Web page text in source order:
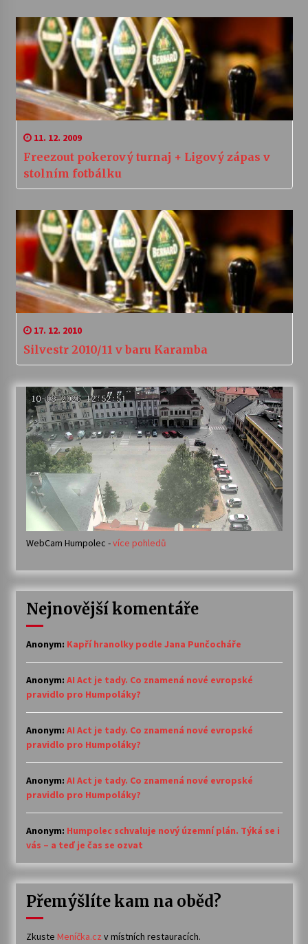
11. 12. 2009
Freezout pokerový turnaj + Ligový zápas v
stolním fotbálku
17. 12. 2010
Silvestr 2010/11 v baru Karamba
WebCam Humpolec -více pohledů
Nejnovější komentáře
Anonym: Kapří hranolky podle Jana Punčocháře
Anonym: AI Act je tady. Co znamená nové evropské
pravidlo pro Humpoláky?
Anonym: AI Act je tady. Co znamená nové evropské
pravidlo pro Humpoláky?
Anonym: AI Act je tady. Co znamená nové evropské
pravidlo pro Humpoláky?
Anonym: Humpolec schvaluje nový územní plán. Týká se i
vás – a teď je čas se ozvat
Přemýšlíte kam na oběd?
Zkuste Meníčka.cz v místních restauracích.